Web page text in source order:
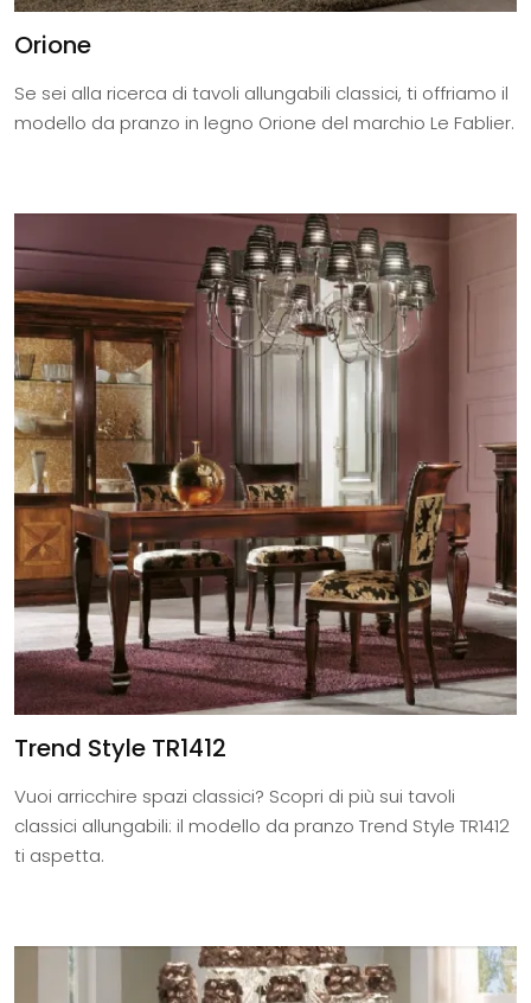
Orione
Se sei alla ricerca di tavoli allungabili classici, ti offriamo il
modello da pranzo in legno Orione del marchio Le Fablier.
Trend Style TR1412
Vuoi arricchire spazi classici? Scopri di più sui tavoli
classici allungabili: il modello da pranzo Trend Style TR1412
ti aspetta.